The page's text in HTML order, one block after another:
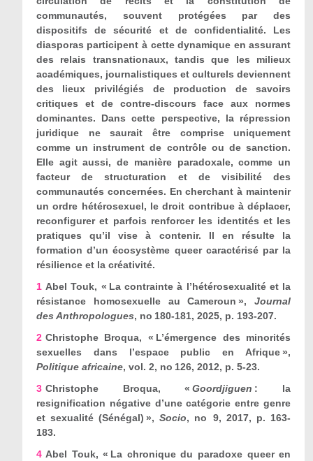
communautés, souvent protégées par des
dispositifs de sécurité et de confidentialité. Les
diasporas participent à cette dynamique en assurant
des relais transnationaux, tandis que les milieux
académiques, journalistiques et culturels deviennent
des lieux privilégiés de production de savoirs
critiques et de contre-discours face aux normes
dominantes. Dans cette perspective, la répression
juridique ne saurait être comprise uniquement
comme un instrument de contrôle ou de sanction.
Elle agit aussi, de manière paradoxale, comme un
facteur de structuration et de visibilité des
communautés concernées. En cherchant à maintenir
un ordre hétérosexuel, le droit contribue à déplacer,
reconfigurer et parfois renforcer les identités et les
pratiques qu’il vise à contenir. Il en résulte la
formation d’un écosystème queer caractérisé par la
résilience et la créativité.
1 Abel Touk, « La contrainte à l’hétérosexualité et la
résistance homosexuelle au Cameroun »,Journal
des Anthropologues, no 180-181, 2025, p. 193-207.
2 Christophe Broqua, « L’émergence des minorités
sexuelles dans l’espace public en Afrique »,
Politique africaine, vol. 2, no 126, 2012, p. 5-23.
3 Christophe Broqua, «Goordjiguen : la
resignification négative d’une catégorie entre genre
et sexualité (Sénégal) », Socio, no
9, 2017, p. 163-
183.
4 Abel Touk, « La chronique du paradoxe queer en